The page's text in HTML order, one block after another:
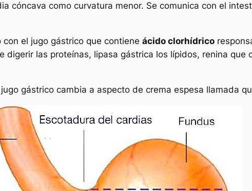
cóncava como curvatura menor. Se comunica con el
el jugo gástrico que contiene ácido clorhídrico
digerir las proteínas, lipasa gástrica los lípidos, renina que
gástrico cambia a aspecto de crema espesa llamada